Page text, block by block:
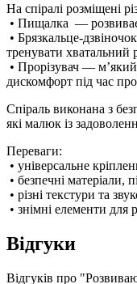
На спіралі розміщені
• Пищалка — розвиває
• Брязкальце-
тренувати хватальний
• Прорізувач —
дискомфорт під час
Спіраль виконана з
які малюк із
Переваги:
• універсальне
• безпечні матеріали,
• різні текстури та
• знімні елементи для
Відгуки
Відгуків про